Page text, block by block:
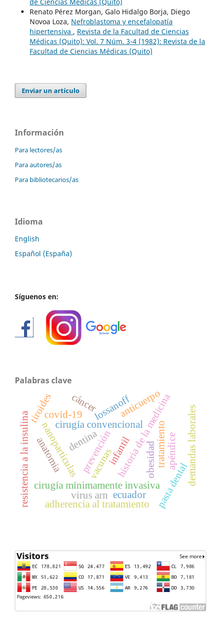
Renato Pérez Morgan, Galo Hidalgo Borja, Diego
Novoa Loza, Nefroblastoma y encefalopatía
hipertensiva , Revista de la Facultad de Ciencias
Médicas (Quito): Vol. 7 Núm. 3-4 (1982): Revista de la
Facultad de Ciencias Médicas (Quito)
Enviar un artículo
Información
Para lectores/as
Para autores/as
Para bibliotecarios/as
Idioma
English
Español (España)
Síguenos en:
Palabras clave
historia de la medicina
cirugía convencional
cirugía mínimamente invasiva
ecuador
obesidad
infantil
prevención tratamiento
nanoparticulasdentina
pasta dental
apéndice
lossanoff
adherencia al tratamiento
covid-19
virus arn
demandas laborales
vacunas
cáncer
anatomia
resistencia a la insulina
anticuerpo
tiroides